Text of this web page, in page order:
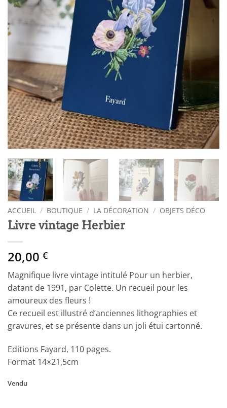
ACCUEIL / BOUTIQUE / LA DÉCORATION / OBJETS DÉCO
Livre vintage Herbier
20,00 €
Magnifique livre vintage intitulé Pour un herbier,
datant de 1991, par Colette. Un recueil pour les
amoureux des fleurs !
Ce recueil est illustré d’anciennes lithographies et
gravures, et se présente dans un joli étui cartonné.
Editions Fayard, 110 pages.
Format 14×21,5cm
Vendu